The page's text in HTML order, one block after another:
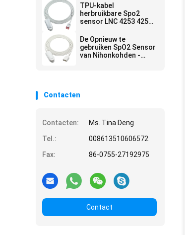
TPU-kabel
herbruikbare Spo2
sensor LNC 4253 4254
De Opnieuw te
gebruiken SpO2 Sensor
van Nihonkohden -
Contacten
Contacten:
Ms. Tina Deng
Tel.:
008613510606572
Fax:
86-0755-27192975
Contact